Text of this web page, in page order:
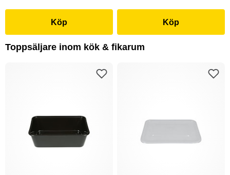
Köp Köp
Toppsäljare inom kök & fikarum